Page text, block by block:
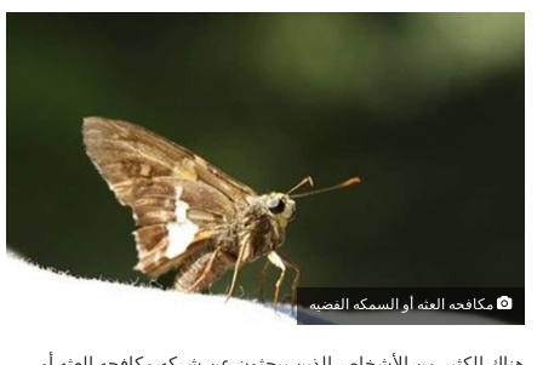
مكافحه العثه أو السمكه الفضيه